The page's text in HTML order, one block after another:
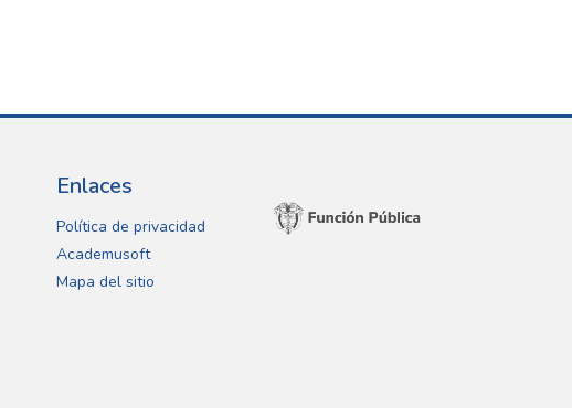
Enlaces
Política de privacidad
Academusoft
Mapa del sitio